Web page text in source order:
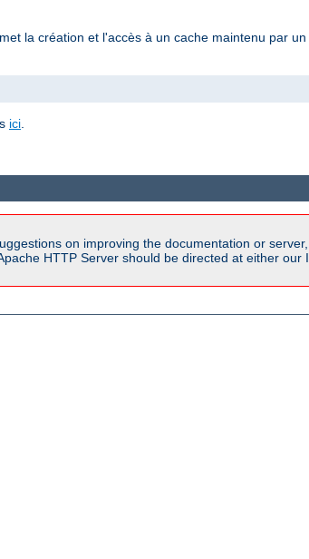
la création et l'accès à un cache maintenu par
ici.
on improving the documentation or
HTTP Server should be directed at either